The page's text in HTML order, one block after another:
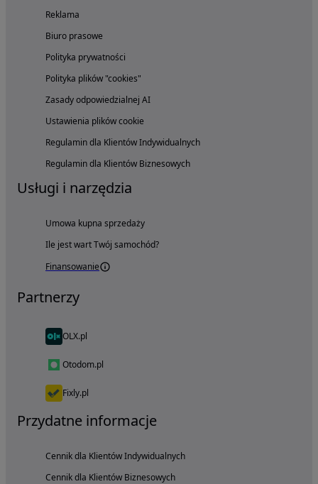
Reklama
Biuro prasowe
Polityka prywatności
Polityka plików "cookies"
Zasady odpowiedzialnej AI
Ustawienia plików cookie
Regulamin dla Klientów Indywidualnych
Regulamin dla Klientów Biznesowych
Usługi i narzędzia
Umowa kupna sprzedaży
Ile jest wart Twój samochód?
Finansowanie
Partnerzy
OLX.pl
Otodom.pl
Fixly.pl
Przydatne informacje
Cennik dla Klientów Indywidualnych
Cennik dla Klientów Biznesowych